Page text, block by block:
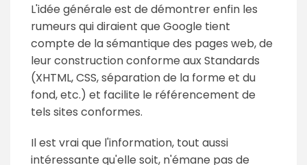
L'idée générale est de démontrer enfin les
rumeurs qui diraient que Google tient
compte de la sémantique des pages web, de
leur construction conforme aux Standards
(XHTML, CSS, séparation de la forme et du
fond, etc.) et facilite le référencement de
tels sites conformes.
Il est vrai que l'information, tout aussi
intéressante qu'elle soit, n'émane pas de